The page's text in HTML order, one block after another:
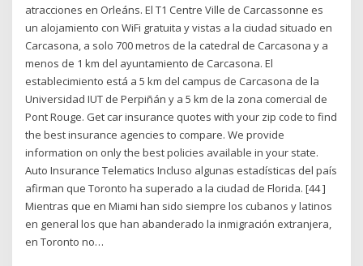
atracciones en Orleáns. El T1 Centre Ville de Carcassonne es
un alojamiento con WiFi gratuita y vistas a la ciudad situado en
Carcasona, a solo 700 metros de la catedral de Carcasona y a
menos de 1 km del ayuntamiento de Carcasona. El
establecimiento está a 5 km del campus de Carcasona de la
Universidad IUT de Perpiñán y a 5 km de la zona comercial de
Pont Rouge. Get car insurance quotes with your zip code to find
the best insurance agencies to compare. We provide
information on only the best policies available in your state.
Auto Insurance Telematics Incluso algunas estadísticas del país
afirman que Toronto ha superado a la ciudad de Florida. [44 ]
Mientras que en Miami han sido siempre los cubanos y latinos
en general los que han abanderado la inmigración extranjera,
en Toronto no…